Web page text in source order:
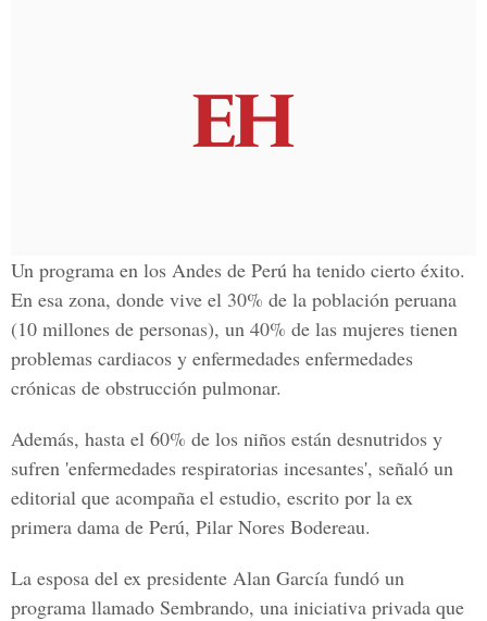
Un programa en los Andes de Perú ha tenido cierto éxito.
En esa zona, donde vive el 30% de la población peruana
(10 millones de personas), un 40% de las mujeres tienen
problemas cardiacos y enfermedades enfermedades
crónicas de obstrucción pulmonar.
Además, hasta el 60% de los niños están desnutridos y
sufren 'enfermedades respiratorias incesantes', señaló un
editorial que acompaña el estudio, escrito por la ex
primera dama de Perú, Pilar Nores Bodereau.
La esposa del ex presidente Alan García fundó un
programa llamado Sembrando, una iniciativa privada que